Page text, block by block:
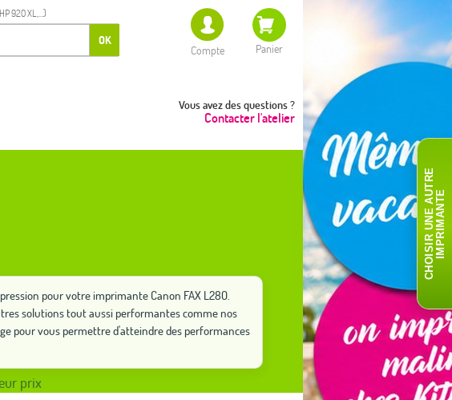
920 XL,...)
OK
Compte Panier
Vous avez des questions ?
Contacter l'atelier
pour votre imprimante Canon FAX L280.
solutions tout aussi performantes comme nos
pour vous permettre d'atteindre des performances
prix
C
H
O
I
S
I
R
U
N
E
AU
T
R
E
I
M
P
R
I
M
A
N
TE